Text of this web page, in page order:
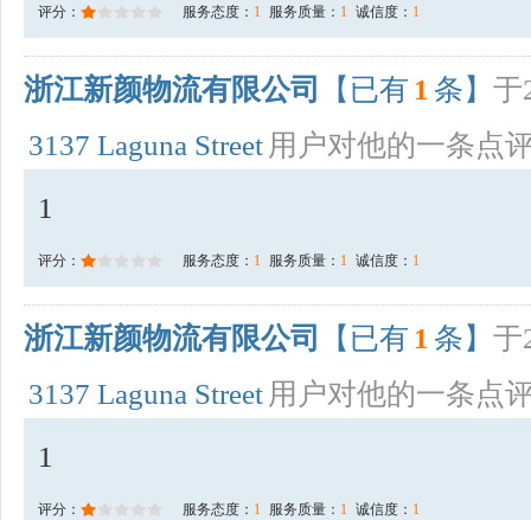
评分： 服务态度： 1 服务质量： 1 诚信度： 1
浙江新颜物流有限公司 【已有 1 条】 于
3137 Laguna Street 用户对他的一条点
1
评分： 服务态度： 1 服务质量： 1 诚信度： 1
浙江新颜物流有限公司 【已有 1 条】 于
3137 Laguna Street 用户对他的一条点
1
评分： 服务态度： 1 服务质量： 1 诚信度： 1